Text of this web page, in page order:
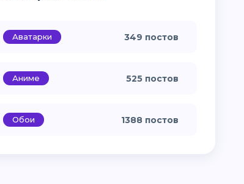
Аватарки 349 постов
Аниме 525 постов
Обои 1388 постов